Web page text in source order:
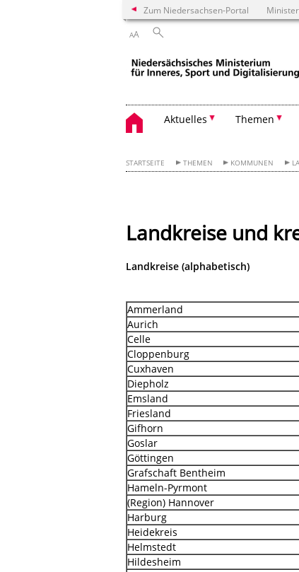
Zum Niedersachsen-Portal
AA
Aktuelles Themen
STARTSEITE THEMEN KOMMUNEN
Landkreise und
Landkreise (alphabetisch)
Ammerland
Aurich
Celle
Cloppenburg
Cuxhaven
Diepholz
Emsland
Friesland
Gifhorn
Goslar
Göttingen
Grafschaft Bentheim
Hameln-Pyrmont
(Region) Hannover
Harburg
Heidekreis
Helmstedt
Hildesheim